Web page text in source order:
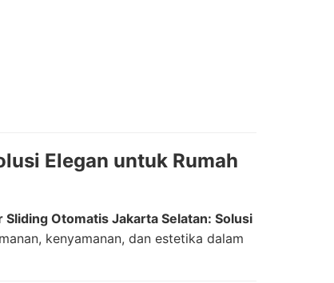
Elegan untuk Rumah
Sliding Otomatis Jakarta Selatan: Solusi
kenyamanan, dan estetika dalam